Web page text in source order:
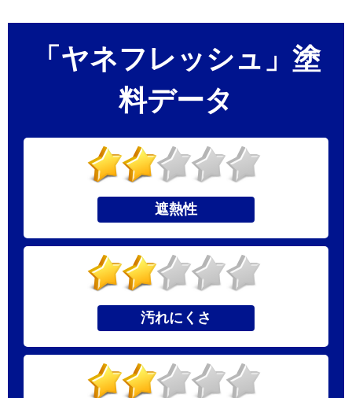
「ヤネフレッシュ」塗
料データ
遮熱性
汚れにくさ